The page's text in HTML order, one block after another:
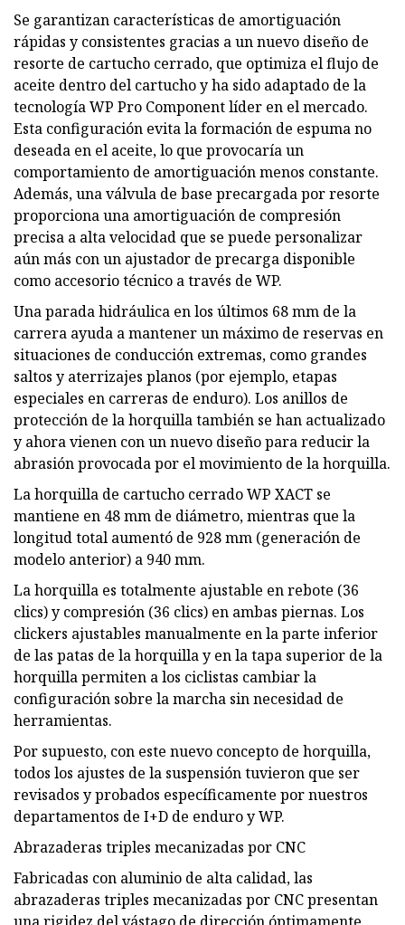
Se garantizan características de amortiguación
rápidas y consistentes gracias a un nuevo diseño de
resorte de cartucho cerrado, que optimiza el flujo de
aceite dentro del cartucho y ha sido adaptado de la
tecnología WP Pro Component líder en el mercado.
Esta configuración evita la formación de espuma no
deseada en el aceite, lo que provocaría un
comportamiento de amortiguación menos constante.
Además, una válvula de base precargada por resorte
proporciona una amortiguación de compresión
precisa a alta velocidad que se puede personalizar
aún más con un ajustador de precarga disponible
como accesorio técnico a través de WP.
Una parada hidráulica en los últimos 68 mm de la
carrera ayuda a mantener un máximo de reservas en
situaciones de conducción extremas, como grandes
saltos y aterrizajes planos (por ejemplo, etapas
especiales en carreras de enduro). Los anillos de
protección de la horquilla también se han actualizado
y ahora vienen con un nuevo diseño para reducir la
abrasión provocada por el movimiento de la horquilla.
La horquilla de cartucho cerrado WP XACT se
mantiene en 48 mm de diámetro, mientras que la
longitud total aumentó de 928 mm (generación de
modelo anterior) a 940 mm.
La horquilla es totalmente ajustable en rebote (36
clics) y compresión (36 clics) en ambas piernas. Los
clickers ajustables manualmente en la parte inferior
de las patas de la horquilla y en la tapa superior de la
horquilla permiten a los ciclistas cambiar la
configuración sobre la marcha sin necesidad de
herramientas.
Por supuesto, con este nuevo concepto de horquilla,
todos los ajustes de la suspensión tuvieron que ser
revisados ​​y probados específicamente por nuestros
departamentos de I+D de enduro y WP.
Abrazaderas triples mecanizadas por CNC
Fabricadas con aluminio de alta calidad, las
abrazaderas triples mecanizadas por CNC presentan